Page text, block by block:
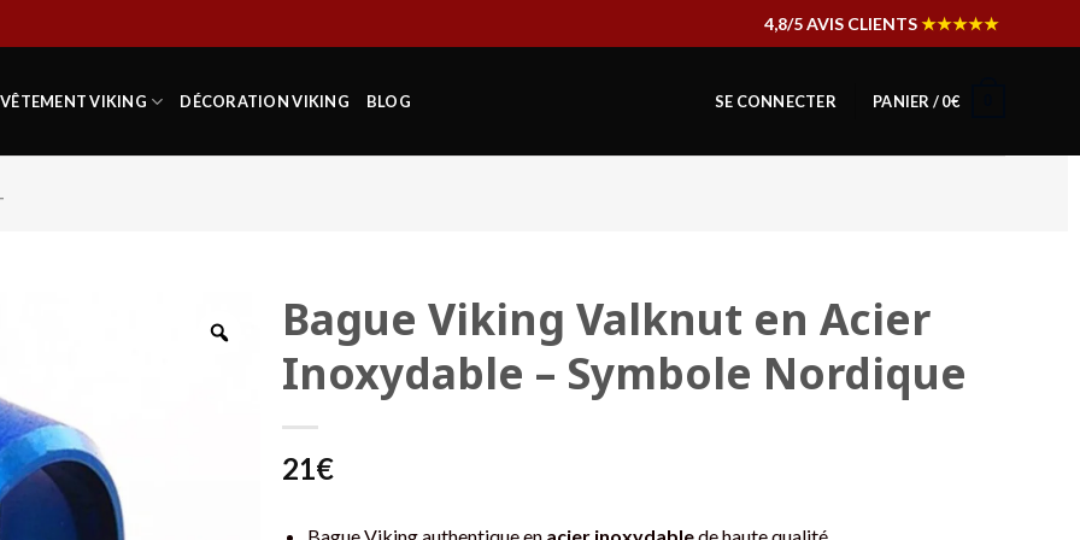
4,8/5 AVIS CLIENTS★★★★★
VÊTEMENT VIKING DÉCORATION VIKING BLOG SE CONNECTER PANIER /0€
Bague Viking Valknut en Acier
Inoxydable – Symbole Nordique
21€